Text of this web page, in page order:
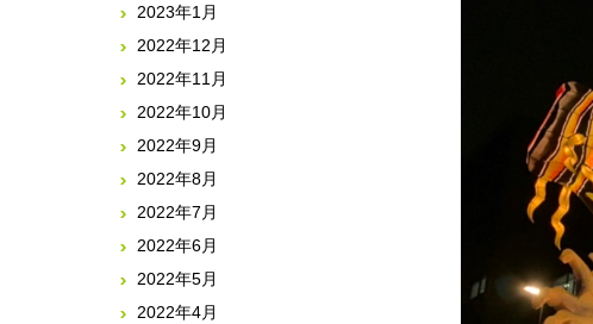
2023年1月
2022年12月
2022年11月
2022年10月
2022年9月
2022年8月
2022年7月
2022年6月
2022年5月
2022年4月